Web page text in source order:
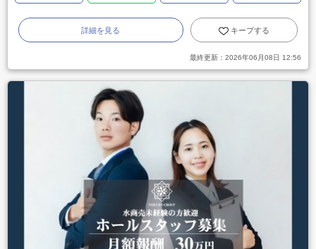
詳細を見る キープする
最終更新： 2026年06月08日 12:56